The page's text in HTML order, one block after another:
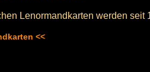
Lenormandkarten werden seit
<<